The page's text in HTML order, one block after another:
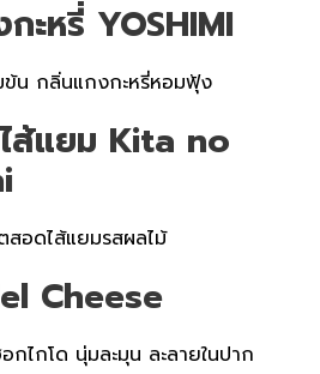
ะหรี่ YOSHIMI
ข้น กลิ่นแกงกะหรี่หอมฟุ้ง
ส้แยม Kita no
อดไส้แยมรสผลไม้
Cheese
กไกโด นุ่มละมุน ละลายในปาก